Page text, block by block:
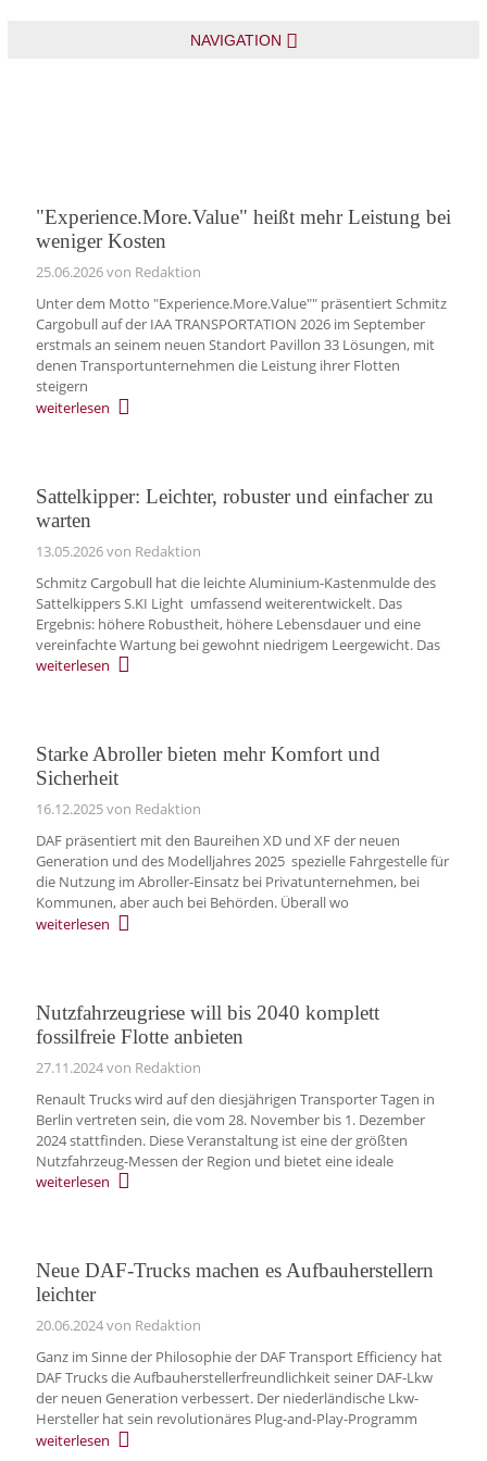
NAVIGATION
"Experience.More.Value" heißt mehr Leistung bei
weniger Kosten
25.06.2026von Redaktion
Unter dem Motto "Experience.More.Value"" präsentiert Schmitz
Cargobull auf der IAA TRANSPORTATION 2026 im September
erstmals an seinem neuen Standort Pavillon 33 Lösungen, mit
denen Transportunternehmen die Leistung ihrer Flotten
steigern
weiterlesen
Sattelkipper: Leichter, robuster und einfacher zu
warten
13.05.2026von Redaktion
Schmitz Cargobull hat die leichte Aluminium-Kastenmulde des
Sattelkippers S.KI Light umfassend weiterentwickelt. Das
Ergebnis: höhere Robustheit, höhere Lebensdauer und eine
vereinfachte Wartung bei gewohnt niedrigem Leergewicht. Das
weiterlesen
Starke Abroller bieten mehr Komfort und
Sicherheit
16.12.2025von Redaktion
DAF präsentiert mit den Baureihen XD und XF der neuen
Generation und des Modelljahres 2025 spezielle Fahrgestelle für
die Nutzung im Abroller-Einsatz bei Privatunternehmen, bei
Kommunen, aber auch bei Behörden. Überall wo
weiterlesen
Nutzfahrzeugriese will bis 2040 komplett
fossilfreie Flotte anbieten
27.11.2024von Redaktion
Renault Trucks wird auf den diesjährigen Transporter Tagen in
Berlin vertreten sein, die vom 28. November bis 1. Dezember
2024 stattfinden. Diese Veranstaltung ist eine der größten
Nutzfahrzeug-Messen der Region und bietet eine ideale
weiterlesen
Neue DAF-Trucks machen es Aufbauherstellern
leichter
20.06.2024von Redaktion
Ganz im Sinne der Philosophie der DAF Transport Efficiency hat
DAF Trucks die Aufbauherstellerfreundlichkeit seiner DAF-Lkw
der neuen Generation verbessert. Der niederländische Lkw-
Hersteller hat sein revolutionäres Plug-and-Play-Programm
weiterlesen